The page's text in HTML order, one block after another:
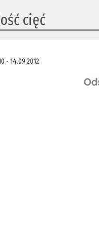
cięć
- 14.09.2012